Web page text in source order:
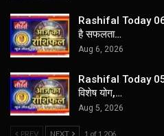
Rashifal Today 06
है सफलता…
Aug 6, 2026
Rashifal Today 05
विशेष योग,…
Aug 5, 2026
PREV NEXT 1 of 1,206